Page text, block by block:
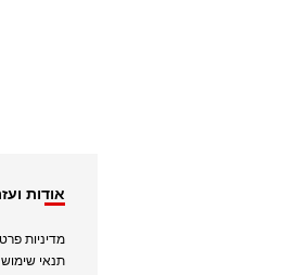
אודות
מדיניות
תנאי שימוש